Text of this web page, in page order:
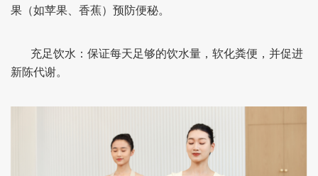
果（如苹果、香蕉）预防便秘。
充足饮水：保证每天足够的饮水量，软化粪便，并促进
新陈代谢。